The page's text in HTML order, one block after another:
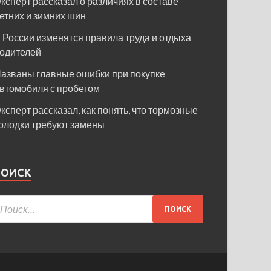
и зимних шин
России изменятся правила труда и отдыха
главные ошибки при покупке
с пробегом
рассказал, как понять, что тормозные
требуют замены